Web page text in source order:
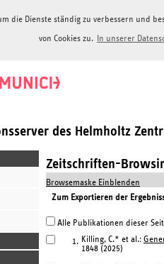
die Dienste ständig zu verbessern und
von Cookies zu. In unserer
des Helmholtz
Zeitschriften-
Browsemaske Einblenden
Zum Exportieren der
Alle Publikationen dieser
1. Killing, C.* et al.:
1848 (2025)